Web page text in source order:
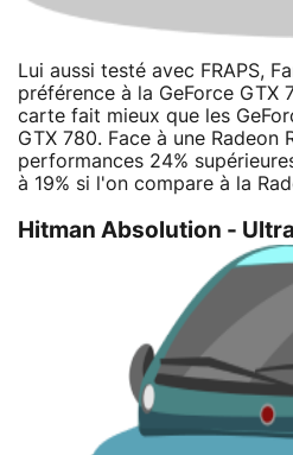
Lui aussi testé avec FRAPS,
préférence à la GeForce GTX
carte fait mieux que les
GTX 780. Face à une Radeon
performances 24%
à 19% si l'on compare à la
Hitman Absolution -